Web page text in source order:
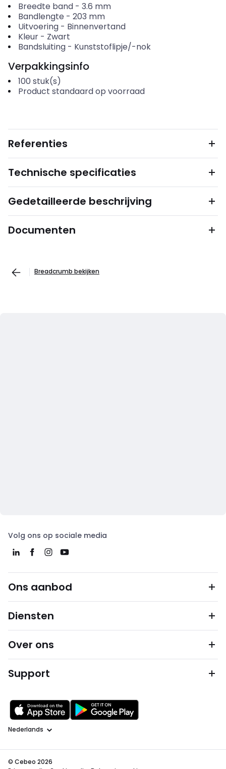
Breedte band- 3.6 mm
Bandlengte - 203 mm
Uitvoering- Binnenvertand
Kleur- Zwart
Bandsluiting- Kunststoflipje/-nok
Verpakkingsinfo
100 stuk(s)
Product standaard op voorraad
Referenties
Technische specificaties
Gedetailleerde beschrijving
Documenten
Breadcrumb bekijken
Volg ons op sociale media
Ons aanbod
Diensten
Over ons
Support
Taal
© Cebeo 2026